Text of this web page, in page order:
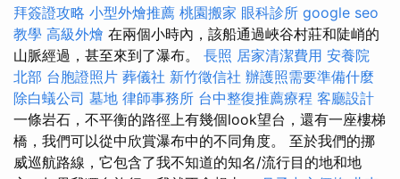
拜簽證攻略 小型外燴推薦 桃園搬家 眼科診所 google seo
教學 高級外燴 在兩個小時內，該船通過峽谷村莊和陡峭的
山脈經過，甚至來到了瀑布。 長照 居家清潔費用 安養院
北部 台胞證照片 葬儀社 新竹徵信社 辦護照需要準備什麼
除白蟻公司 墓地 律師事務所 台中整復推薦療程 客廳設計
一條岩石，不平衡的路徑上有幾個look望台，還有一座樓梯
橋，我們可以從中欣賞瀑布中的不同角度。 至於我們的挪
威巡航路線，它包含了我不知道的知名/流行目的地和地